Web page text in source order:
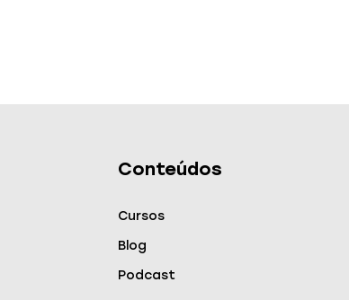
Conteúdos
Cursos
Blog
Podcast